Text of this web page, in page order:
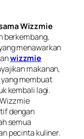
Wizzmie
berkembang,
menawarkan
wizzmie
makanan,
membuat
kembali lagi.
dengan
semua
pecinta kuliner.